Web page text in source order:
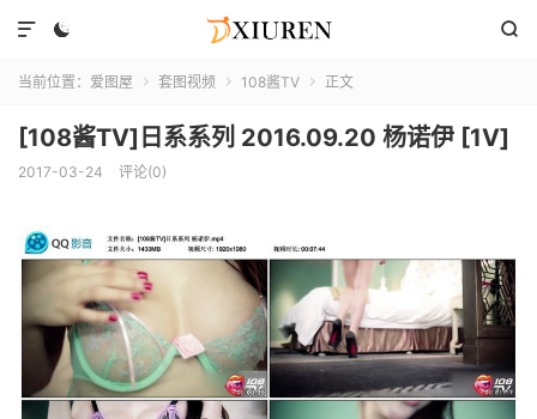
 

当前位置： 爱图屋  套图视频  108酱TV  正文
[108酱TV]日系系列 2016.09.20 杨诺伊 [1V]
2017-03-24 评论(0)